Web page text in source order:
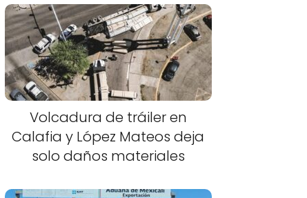
Volcadura de tráiler en
Calafia y López Mateos deja
solo daños materiales